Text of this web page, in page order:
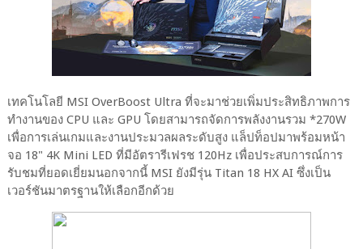
เทคโนโลยี MSI OverBoost Ultra ที่จะมาช่วยเพิ่มประสิทธิภาพการ
ทำงานของ CPU และ GPU โดยสามารถจัดการพลังงานรวม *270W
เพื่อการเล่นเกมและงานประมวลผลระดับสูง แล็ปท็อปมาพร้อมหน้า
จอ 18" 4K Mini LED ที่มีอัตรารีเฟรช 120Hz เพื่อประสบการณ์การ
รับชมที่ยอดเยี่ยมนอกจากนี้ MSI ยังมีรุ่น Titan 18 HX AI ซึ่งเป็น
เวอร์ชันมาตรฐานให้เลือกอีกด้วย